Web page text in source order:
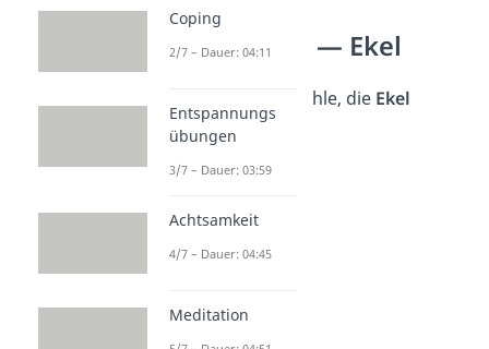
Gefühle Liste — Ekel
Was gibt es für Gefühle, die Ekel
ausdrücken?
Abscheu
angeekelt
sadistisch
Coping
2/7 – Dauer: 04:11
Entspannungs
übungen
3/7 – Dauer: 03:59
Achtsamkeit
4/7 – Dauer: 04:45
Meditation